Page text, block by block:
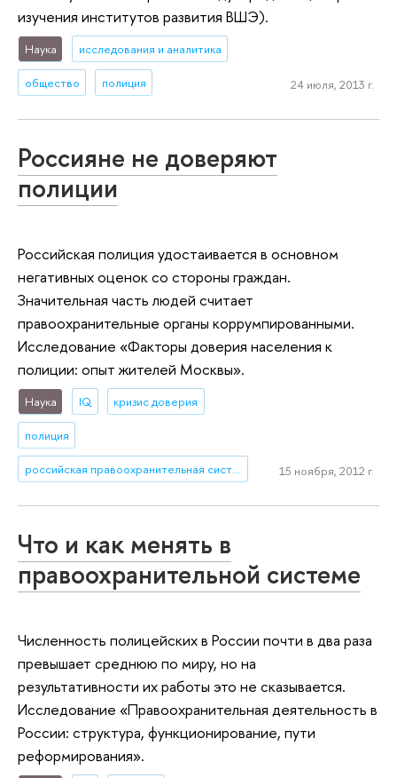
изучения институтов развития ВШЭ).
Наука исследования и аналитика
общество полиция 24 июля, 2013 г.
Россияне не доверяют
полиции
Российская полиция удостаивается в основном
негативных оценок со стороны граждан.
Значительная часть людей считает
правоохранительные органы коррумпированными.
Исследование «Факторы доверия населения к
полиции: опыт жителей Москвы».
Наука IQ кризис доверия
полиция
российская правоохранительная система 15 ноября, 2012 г.
Что и как менять в
правоохранительной системе
Численность полицейских в России почти в два раза
превышает среднюю по миру, но на
результативности их работы это не сказывается.
Исследование «Правоохранительная деятельность в
России: структура, функционирование, пути
реформирования».